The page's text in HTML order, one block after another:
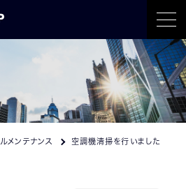
介
メンテナンス 空調機清掃を行いました